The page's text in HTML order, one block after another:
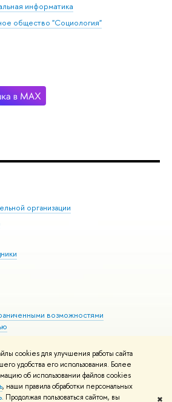
cookies для улучшения работы сайта
удобства его использования. Более
об использовании файлов cookies
, наши правила обработки персональных
. Продолжая пользоваться сайтом, вы ✖
информатика
общество "Социология"
организации
возможностями